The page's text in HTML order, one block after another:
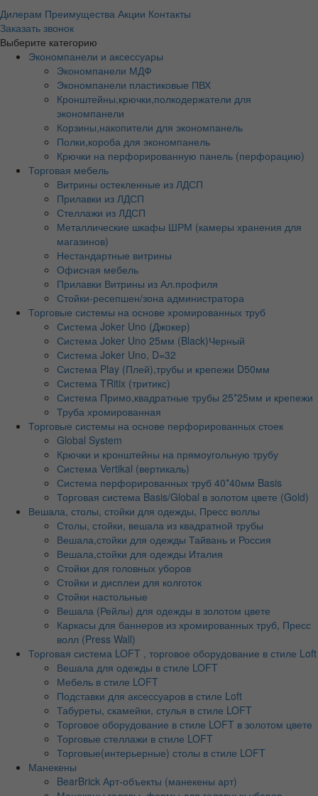
Дилерам Преимущества Акции Контакты
Заказать звонок
Выберите категорию
Экономпанели и аксессуары
Экономпанели МДФ
Экономпанели пластиковые ПВХ
Кронштейны,крючки,полкодержатели для
экономпанели
Корзины,накопители для экономпанель
Полки,короба для экономпанель
Крючки на перфорированную панель (перфорацию)
Торговая мебель
Витрины остекленные из ЛДСП
Прилавки из ЛДСП
Стеллажи из ЛДСП
Металлические шкафы ШРМ (камеры хранения для
магазинов)
Нестандартные витрины
Офисная мебель
Прилавки Витрины из Ал.профиля
Стойки-ресепшен/зона администратора
Торговые системы на основе хромированных труб
Система Joker Uno (Джокер)
Система Joker Uno 25мм (Black)Черный
Система Joker Uno, D=32
Система Play (Плей),трубы и крепежи D50мм
Система TRitix (тритикс)
Система Примо,квадратные трубы 25*25мм и крепежи
Труба хромированная
Торговые системы на основе перфорированных стоек
Global System
Крючки и кронштейны на прямоугольную трубу
Система Vertikal (вертикаль)
Система перфорированных труб 40*40мм Basis
Торговая система Basis/Global в золотом цвете (Gold)
Вешала, столы, стойки для одежды, Пресс воллы
Столы, стойки, вешала из квадратной трубы
Вешала,стойки для одежды Тайвань и Россия
Вешала,стойки для одежды Италия
Стойки для головных уборов
Стойки и дисплеи для колготок
Стойки настольные
Вешала (Рейлы) для одежды в золотом цвете
Каркасы для баннеров из хромированных труб, Пресс
волл (Press Wall)
Торговая система LOFT , торговое оборудование в стиле Loft
Вешала для одежды в стиле LOFT
Мебель в стиле LOFT
Подставки для аксессуаров в стиле Loft
Табуреты, скамейки, стулья в стиле LOFT
Торговое оборудование в стиле LOFT в золотом цвете
Торговые стеллажи в стиле LOFT
Торговые(интерьерные) столы в стиле LOFT
Манекены
BearBrick Арт-объекты (манекены арт)